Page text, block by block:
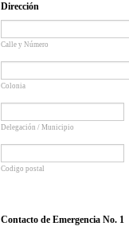
Dirección
Calle y Número
Colonia
Delegación / Municipio
Codigo postal
Contacto de Emergencia No. 1